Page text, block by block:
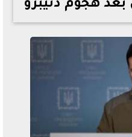
الأرجنتين قبل مواجهة مصر
وخروجه من المستشفى |
الإثنين 6 - 7 - 2026
بعد هجوم دنيبرو